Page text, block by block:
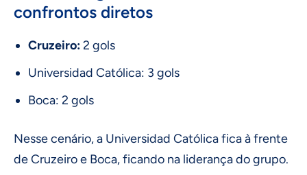
confrontos diretos
Cruzeiro:2 gols
Universidad Católica: 3 gols
Boca: 2 gols
Nesse cenário, a Universidad Católica fica à frente
de Cruzeiro e Boca, ficando na liderança do grupo.